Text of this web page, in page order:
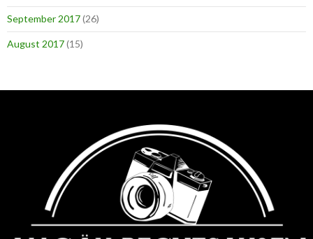
September 2017(26)
August 2017(15)